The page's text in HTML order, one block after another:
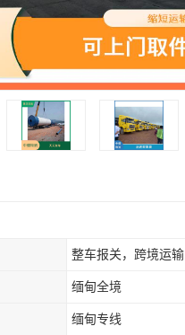
整车报关，跨境运输
缅甸全境
缅甸专线